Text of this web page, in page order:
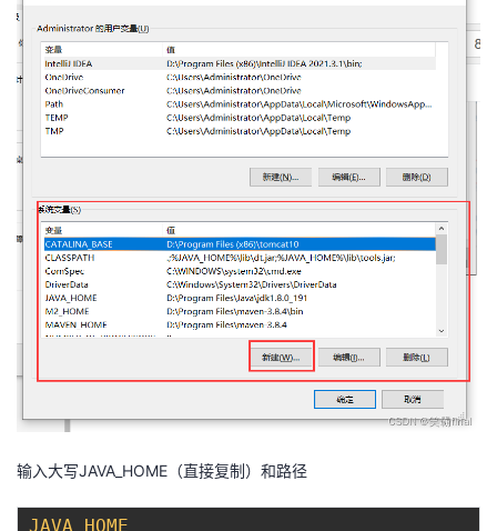
输入大写JAVA_HOME（直接复制）和路径
JAVA_HOME